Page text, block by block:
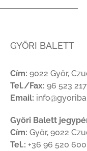
GYŐRI BALETT
Cím: 9022 Győr,
Tel./Fax: 96 523 217
Email:
Győri Balett
Cím: Győr, 9022
Tel.: +36 96 520